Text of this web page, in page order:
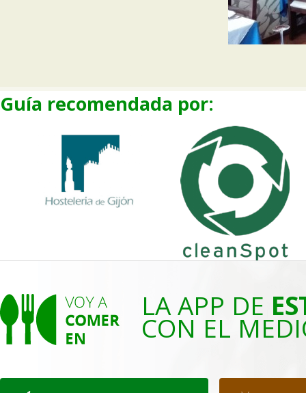
Guía recomendada por:
LA APP DE
CON EL